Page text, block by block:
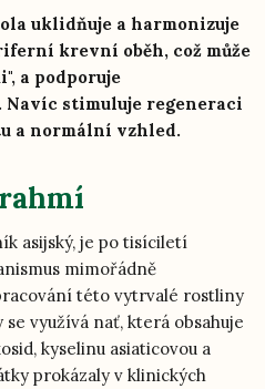
uklidňuje a harmonizuje
krevní oběh, což může
a podporuje
stimuluje regeneraci
a normální vzhled.
asijský, je po tisíciletí
mimořádně
této vytrvalé rostliny
se využívá nať, která obsahuje
kyselinu asiaticovou a
prokázaly v klinických